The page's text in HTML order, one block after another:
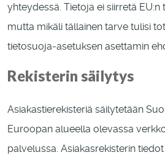
yhteydessä. Tietoja ei siirretä EU:n
mutta mikäli tällainen tarve tulisi
tietosuoja-asetuksen asettamin
Rekisterin säilytys
Asiakastierekisteriä säilytetään
Euroopan alueella olevassa
palvelussa. Asiakasrekisterin